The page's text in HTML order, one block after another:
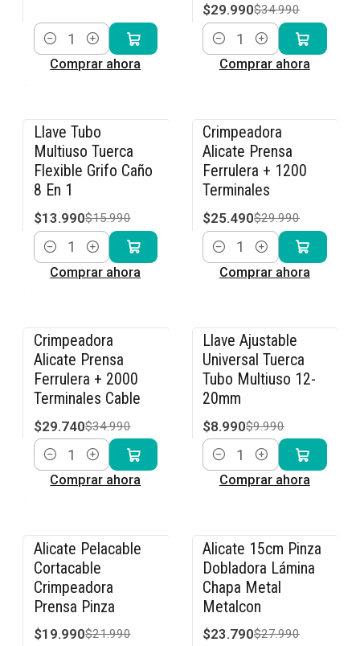
Cantidad
Comprar ahora
$29.990$34.990
Cantidad
Comprar ahora
-13% OFF
Llave Tubo
Multiuso Tuerca
Flexible Grifo Caño
8 En 1
$13.990$15.990
Cantidad
Comprar ahora
-15% OFF
Crimpeadora
Alicate Prensa
Ferrulera + 1200
Terminales
$25.490$29.990
Cantidad
Comprar ahora
-15% OFF
Crimpeadora
Alicate Prensa
Ferrulera + 2000
Terminales Cable
$29.740$34.990
Cantidad
Comprar ahora
-10% OFF
Llave Ajustable
Universal Tuerca
Tubo Multiuso 12-
20mm
$8.990$9.990
Cantidad
Comprar ahora
-9% OFF
Alicate Pelacable
Cortacable
Crimpeadora
Prensa Pinza
$19.990$21.990
-15% OFF
Alicate 15cm Pinza
Dobladora Lámina
Chapa Metal
Metalcon
$23.790$27.990